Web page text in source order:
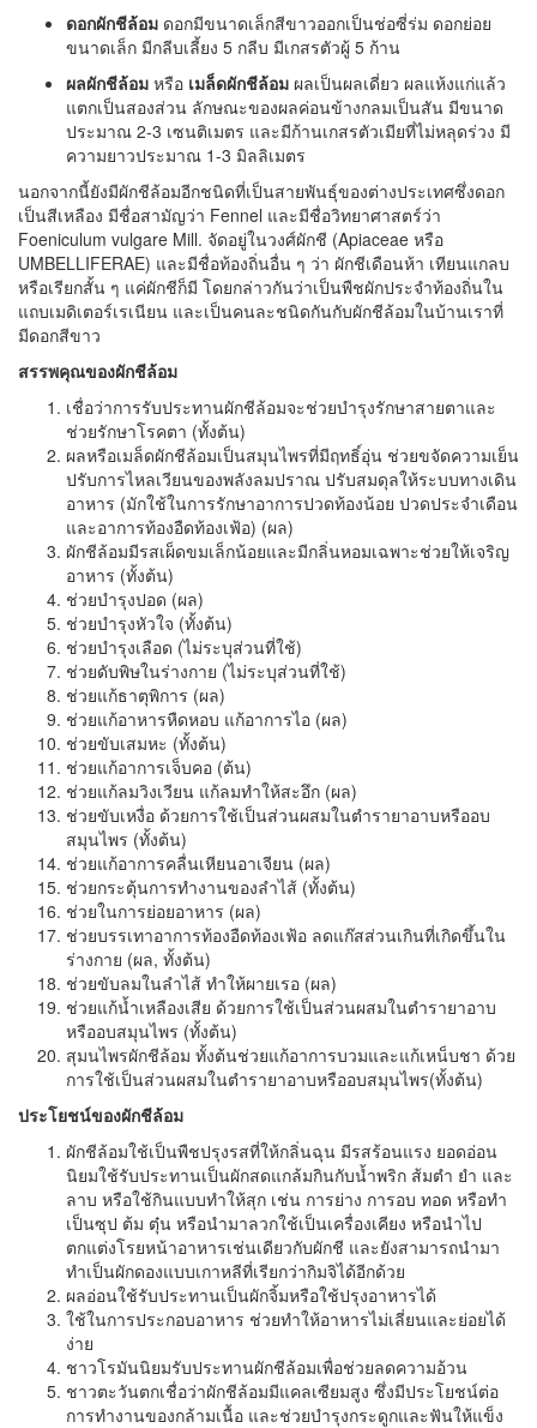
ดอกผักชีล้อม ดอกมีขนาดเล็กสีขาวออกเป็นช่อซี่ร่ม ดอกย่อย
ขนาดเล็ก มีกลีบเลี้ยง 5 กลีบ มีเกสรตัวผู้ 5 ก้าน
ผลผักชีล้อม หรือ เมล็ดผักชีล้อม ผลเป็นผลเดี่ยว ผลแห้งแก่แล้ว
แตกเป็นสองส่วน ลักษณะของผลค่อนข้างกลมเป็นสัน มีขนาด
ประมาณ 2-3 เซนติเมตร และมีก้านเกสรตัวเมียที่ไม่หลุดร่วง มี
ความยาวประมาณ 1-3 มิลลิเมตร
นอกจากนี้ยังมีผักชีล้อมอีกชนิดที่เป็นสายพันธุ์ของต่างประเทศซึ่งดอก
เป็นสีเหลือง มีชื่อสามัญว่า Fennel และมีชื่อวิทยาศาสตร์ว่า
Foeniculum vulgare Mill. จัดอยู่ในวงศ์ผักชี (Apiaceae หรือ
UMBELLIFERAE) และมีชื่อท้องถิ่นอื่น ๆ ว่า ผักชีเดือนห้า เทียนแกลบ
หรือเรียกสั้น ๆ แค่ผักชีก็มี โดยกล่าวกันว่าเป็นพืชผักประจำท้องถิ่นใน
แถบเมดิเตอร์เรเนียน และเป็นคนละชนิดกันกับผักชีล้อมในบ้านเราที่
มีดอกสีขาว
สรรพคุณของผักชีล้อม
เชื่อว่าการรับประทานผักชีล้อมจะช่วยบำรุงรักษาสายตาและ
ช่วยรักษาโรคตา (ทั้งต้น)
ผลหรือเมล็ดผักชีล้อมเป็นสมุนไพรที่มีฤทธิ์อุ่น ช่วยขจัดความเย็น
ปรับการไหลเวียนของพลังลมปราณ ปรับสมดุลให้ระบบทางเดิน
อาหาร (มักใช้ในการรักษาอาการปวดท้องน้อย ปวดประจำเดือน
และอาการท้องอืดท้องเฟ้อ) (ผล)
ผักชีล้อมมีรสเผ็ดขมเล็กน้อยและมีกลิ่นหอมเฉพาะช่วยให้เจริญ
อาหาร (ทั้งต้น)
ช่วยบำรุงปอด (ผล)
ช่วยบำรุงหัวใจ (ทั้งต้น)
ช่วยบำรุงเลือด (ไม่ระบุส่วนที่ใช้)
ช่วยดับพิษในร่างกาย (ไม่ระบุส่วนที่ใช้)
ช่วยแก้ธาตุพิการ (ผล)
ช่วยแก้อาหารหืดหอบ แก้อาการไอ (ผล)
ช่วยขับเสมหะ (ทั้งต้น)
ช่วยแก้อาการเจ็บคอ (ต้น)
ช่วยแก้ลมวิงเวียน แก้ลมทำให้สะอึก (ผล)
ช่วยขับเหงื่อ ด้วยการใช้เป็นส่วนผสมในตำรายาอาบหรืออบ
สมุนไพร (ทั้งต้น)
ช่วยแก้อาการคลื่นเหียนอาเจียน (ผล)
ช่วยกระตุ้นการทำงานของลำไส้ (ทั้งต้น)
ช่วยในการย่อยอาหาร (ผล)
ช่วยบรรเทาอาการท้องอืดท้องเฟ้อ ลดแก๊สส่วนเกินที่เกิดขึ้นใน
ร่างกาย (ผล, ทั้งต้น)
ช่วยขับลมในลำไส้ ทำให้ผายเรอ (ผล)
ช่วยแก้น้ำเหลืองเสีย ด้วยการใช้เป็นส่วนผสมในตำรายาอาบ
หรืออบสมุนไพร (ทั้งต้น)
สุมนไพรผักชีล้อม ทั้งต้นช่วยแก้อาการบวมและแก้เหน็บชา ด้วย
การใช้เป็นส่วนผสมในตำรายาอาบหรืออบสมุนไพร(ทั้งต้น)
ประโยชน์ของผักชีล้อม
ผักชีล้อมใช้เป็นพืชปรุงรสที่ให้กลิ่นฉุน มีรสร้อนแรง ยอดอ่อน
นิยมใช้รับประทานเป็นผักสดแกล้มกินกับน้ำพริก ส้มตำ ยำ และ
ลาบ หรือใช้กินแบบทำให้สุก เช่น การย่าง การอบ ทอด หรือทำ
เป็นซุป ต้ม ตุ๋น หรือนำมาลวกใช้เป็นเครื่องเคียง หรือนำไป
ตกแต่งโรยหน้าอาหารเช่นเดียวกับผักชี และยังสามารถนำมา
ทำเป็นผักดองแบบเกาหลีที่เรียกว่ากิมจิได้อีกด้วย
ผลอ่อนใช้รับประทานเป็นผักจิ้มหรือใช้ปรุงอาหารได้
ใช้ในการประกอบอาหาร ช่วยทำให้อาหารไม่เลี่ยนและย่อยได้
ง่าย
ชาวโรมันนิยมรับประทานผักชีล้อมเพื่อช่วยลดความอ้วน
ชาวตะวันตกเชื่อว่าผักชีล้อมมีแคลเซียมสูง ซึ่งมีประโยชน์ต่อ
การทำงานของกล้ามเนื้อ และช่วยบำรุงกระดูกและฟันให้แข็ง